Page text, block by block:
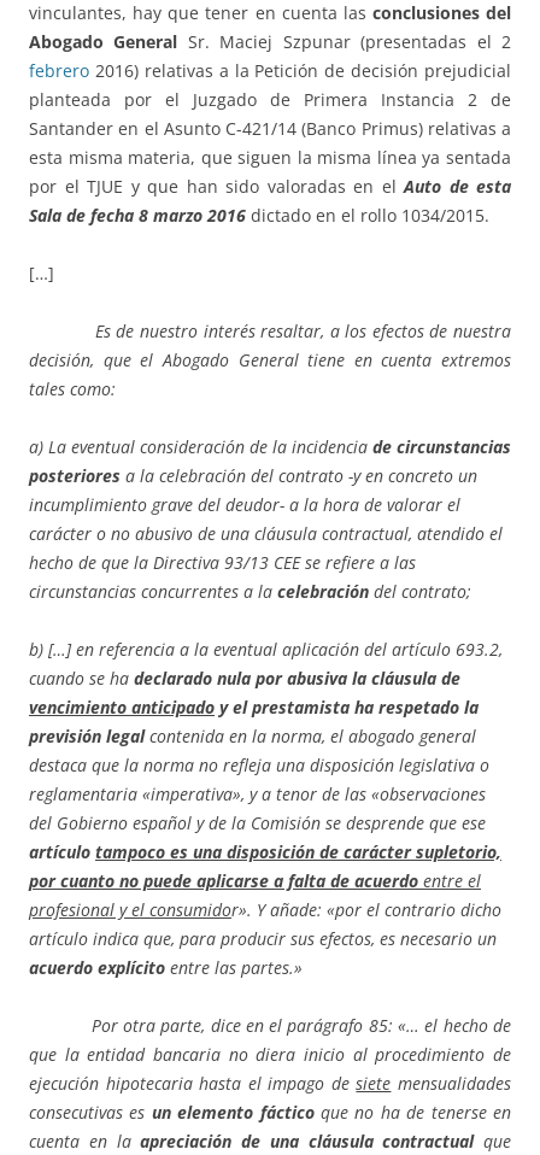
vinculantes, hay que tener en cuenta las conclusiones del
Abogado General Sr. Maciej Szpunar (presentadas el 2
febrero 2016) relativas a la Petición de decisión prejudicial
planteada por el Juzgado de Primera Instancia 2 de
Santander en el Asunto C-421/14 (Banco Primus) relativas a
esta misma materia, que siguen la misma línea ya sentada
por el TJUE y que han sido valoradas en elAuto de esta
Sala de fecha 8 marzo 2016 dictado en el rollo 1034/2015.
[…]
Es de nuestro interés resaltar, a los efectos de nuestra
decisión, que el Abogado General tiene en cuenta extremos
tales como:
a) La eventual consideración de la incidencia de circunstancias
posteriores a la celebración del contrato -y en concreto un
incumplimiento grave del deudor- a la hora de valorar el
carácter o no abusivo de una cláusula contractual, atendido el
hecho de que la Directiva 93/13 CEE se refiere a las
circunstancias concurrentes a la celebración del contrato;
b) […] en referencia a la eventual aplicación del artículo 693.2,
cuando se ha declarado nula por abusiva la cláusula de
vencimiento anticipado y el prestamista ha respetado la
previsión legalcontenida en la norma, el abogado general
destaca que la norma no refleja una disposición legislativa o
reglamentaria «imperativa», y a tenor de las «observaciones
del Gobierno español y de la Comisión se desprende que ese
artículo tampoco es una disposición de carácter supletorio,
por cuanto no puede aplicarse a falta de acuerdo entre el
profesional y el consumidor». Y añade: «por el contrario dicho
artículo indica que, para producir sus efectos, es necesario un
acuerdo explícito entre las partes.»
Por otra parte, dice en el parágrafo 85: «… el hecho de
que la entidad bancaria no diera inicio al procedimiento de
ejecución hipotecaria hasta el impago desiete mensualidades
consecutivas es un elemento fácticoque no ha de tenerse en
cuenta en laapreciación de una cláusula contractualque